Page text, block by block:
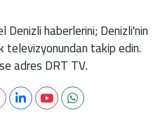
Denizli haberlerini; Denizli'nin
televizyonundan takip edin.
adres DRT TV.